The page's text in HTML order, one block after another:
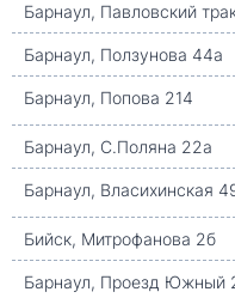
Барнаул, Павловский
Барнаул, Ползунова 44а
Барнаул, Попова 214
Барнаул, С.Поляна 22а
Барнаул, Власихинская
Бийск, Митрофанова 2б
Барнаул, Проезд Южный